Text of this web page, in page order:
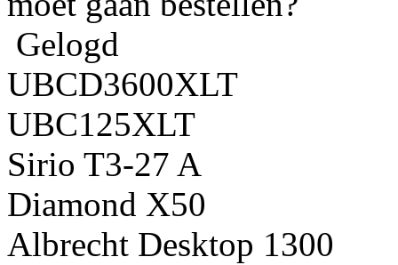
Gelogd
UBCD3600XLT
UBC125XLT
Sirio T3-27 A
Diamond X50
Albrecht Desktop 1300